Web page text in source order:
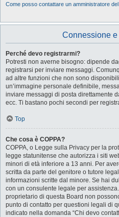
Come posso contattare un amministratore
Connessione
Perché devo registrarmi?
Potresti non averne bisogno: dipende
registrarsi per inviare messaggi.
ad altre funzioni che non sono
un’immagine personale definibile,
inviare messaggi di posta direttamente
ecc. Ti bastano pochi secondi per
Top
Che cosa è COPPA?
COPPA, o Legge sulla Privacy per la
legge statunitense che autorizza i siti
minori di età inferiore a 13 anni. Per
scritta da parte del genitore o tutore
informazioni scritte dal minore. Se hai
con un consulente legale per
proprietario di questa Board non
punto di contatto per questioni legali di
indicato nella domanda “Chi devo